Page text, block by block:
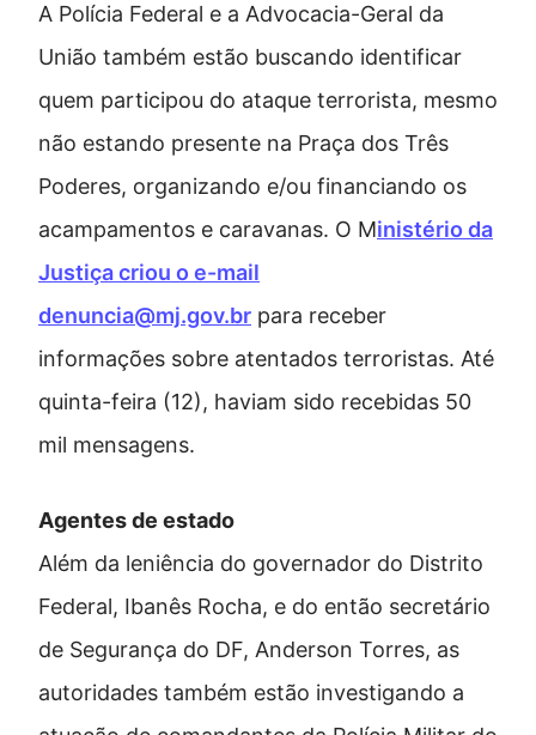
A Polícia Federal e a Advocacia-Geral da
União também estão buscando identificar
quem participou do ataque terrorista, mesmo
não estando presente na Praça dos Três
Poderes, organizando e/ou financiando os
acampamentos e caravanas. O Ministério da
Justiça criou o e-mail
denuncia@mj.gov.br para receber
informações sobre atentados terroristas. Até
quinta-feira (12), haviam sido recebidas 50
mil mensagens.
Agentes de estado
Além da leniência do governador do Distrito
Federal, Ibanês Rocha, e do então secretário
de Segurança do DF, Anderson Torres, as
autoridades também estão investigando a